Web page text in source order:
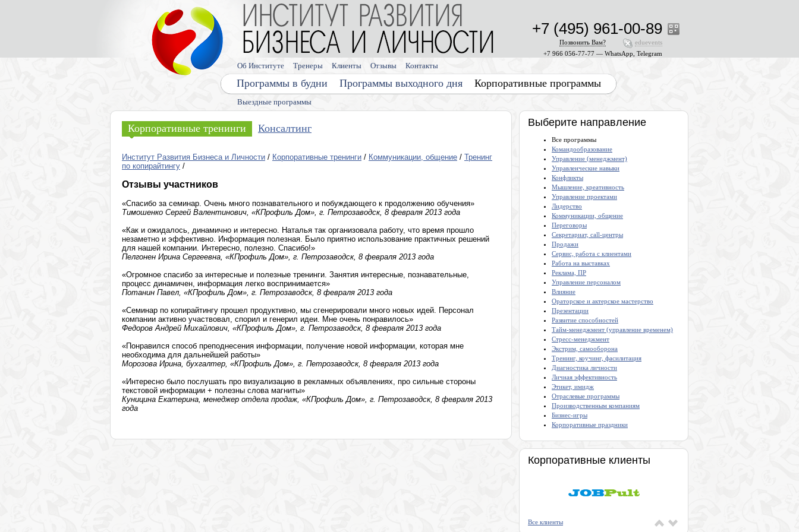
Выездные программы
Программы в будни Программы выходного дня Корпоративные программы
Об Институте Тренеры Клиенты Отзывы Контакты
+7 966 056-77-77 — WhatsApp, Telegram
eduevents
Позвонить Вам?
+7 (495) 961-00-89
Корпоративные тренинги Консалтинг
Институт Развития Бизнеса и Личности / Корпоративные тренинги / Коммуникации, общение / Тренинг
по копирайтингу /
Отзывы участников
«Спасибо за семинар. Очень много познавательного и побуждающего к продолжению обучения»
Тимошенко Сергей Валентинович, «КПрофиль Дом», г. Петрозаводск, 8 февраля 2013 года
«Как и ожидалось, динамично и интересно. Наталья так организовала работу, что время прошло
незаметно и эффективно. Информация полезная. Было приятно использование практичных решений
для нашей компании. Интересно, полезно. Спасибо!»
Пелгонен Ирина Сергеевна, «КПрофиль Дом», г. Петрозаводск, 8 февраля 2013 года
«Огромное спасибо за интересные и полезные тренинги. Занятия интересные, познавательные,
процесс динамичен, информация легко воспринимается»
Потанин Павел, «КПрофиль Дом», г. Петрозаводск, 8 февраля 2013 года
«Семинар по копирайтингу прошел продуктивно, мы сгенерировали много новых идей. Персонал
компании активно участвовал, спорил и генерил идеи. Мне очень понравилось»
Федоров Андрей Михайлович, «КПрофиль Дом», г. Петрозаводск, 8 февраля 2013 года
«Понравился способ преподнесения информации, получение новой информации, которая мне
необходима для дальнейшей работы»
Морозова Ирина, бухгалтер, «КПрофиль Дом», г. Петрозаводск, 8 февраля 2013 года
«Интересно было послушать про визуализацию в рекламных объявлениях, про сильные стороны
текстовой информации + полезны слова магниты»
Куницина Екатерина, менеджер отдела продаж, «КПрофиль Дом», г. Петрозаводск, 8 февраля 2013
года
Выберите направление
Все программы
Командообразование
Управление (менеджмент)
Управленческие навыки
Конфликты
Мышление, креативность
Управление проектами
Лидерство
Коммуникации, общение
Переговоры
Секретариат, call-центры
Продажи
Сервис, работа с клиентами
Работа на выставках
Реклама, ПР
Управление персоналом
Влияние
Ораторское и актерское мастерство
Презентации
Развитие способностей
Тайм-менеджмент (управление временем)
Стресс-менеджмент
Экстрим, самооборона
Тренинг, коучинг, фасилитация
Диагностика личности
Личная эффективность
Этикет, имидж
Отраслевые программы
Производственным компаниям
Бизнес-игры
Корпоративные праздники
Корпоративные клиенты
Все клиенты